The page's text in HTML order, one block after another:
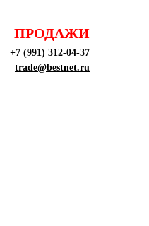
ПРОДАЖИ
+7 (991) 312-04-37
trade@bestnet.ru